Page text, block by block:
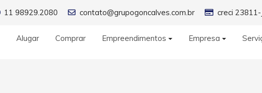
11 98929.2080 contato@grupogoncalves.com.br creci 23811-
Alugar Comprar Empreendimentos Empresa